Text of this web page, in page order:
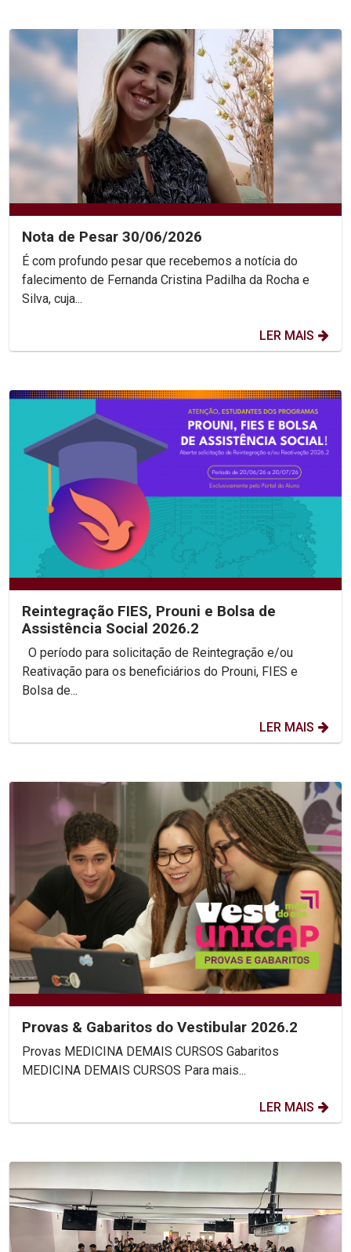
Nota de Pesar 30/06/2026
É com profundo pesar que recebemos a notícia do
falecimento de Fernanda Cristina Padilha da Rocha e
Silva, cuja...
LER MAIS
Reintegração FIES, Prouni e Bolsa de
Assistência Social 2026.2
Reativação para os beneficiários do Prouni, FIES e
Bolsa de...
LER MAIS
Provas & Gabaritos do Vestibular 2026.2
Provas MEDICINA DEMAIS CURSOS Gabaritos
MEDICINA DEMAIS CURSOS Para mais...
LER MAIS